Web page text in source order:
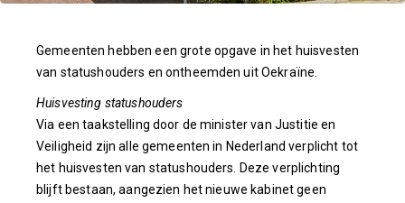
Gemeenten hebben een grote opgave in het huisvesten
van statushouders en ontheemden uit Oekraïne.
Huisvesting statushouders
Via een taakstelling door de minister van Justitie en
Veiligheid zijn alle gemeenten in Nederland verplicht tot
het huisvesten van statushouders. Deze verplichting
blijft bestaan, aangezien het nieuwe kabinet geen